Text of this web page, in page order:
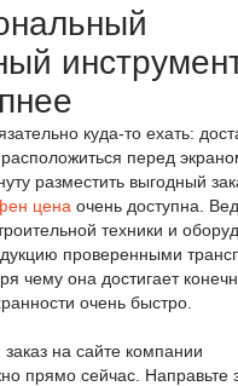
куда-то ехать:
перед
разместить выгодный
цена очень доступна.
техники и
проверенными
чему она достигает
очень быстро.
на сайте компании
прямо сейчас. Направьте